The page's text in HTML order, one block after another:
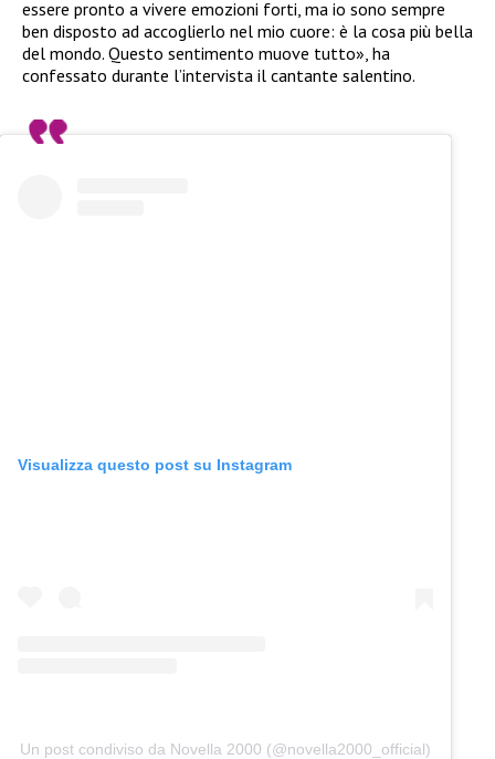
essere pronto a vivere emozioni forti, ma io sono sempre
ben disposto ad accoglierlo nel mio cuore: è la cosa più bella
del mondo. Questo sentimento muove tutto», ha
confessato durante l’intervista il cantante salentino.
Visualizza questo post su Instagram
Un post condiviso da Novella 2000 (@novella2000_official)